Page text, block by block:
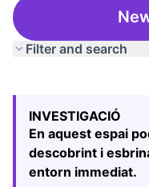
Filter and search
−
INVESTIGACIÓ
En aquest espai
descobrint i
entorn immediat.